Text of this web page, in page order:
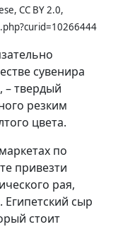
CC BY 2.0,
сувенира
– твердый
резким
цвета.
по
привезти
рая,
Египетский сыр
стоит